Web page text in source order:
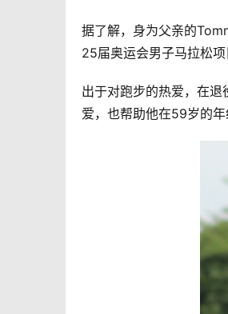
据了解，身为父亲的
25届奥运会男子马拉松
出于对跑步的热爱，在
爱，也帮助他在59岁的年